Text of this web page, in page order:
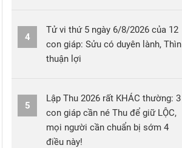
4
Tử vi thứ 5 ngày 6/8/2026 của 12
con giáp: Sửu có duyên lành, Thìn
thuận lợi
5
Lập Thu 2026 rất KHÁC thường: 3
con giáp cần né Thu để giữ LỘC,
mọi người cần chuẩn bị sớm 4
điều này!